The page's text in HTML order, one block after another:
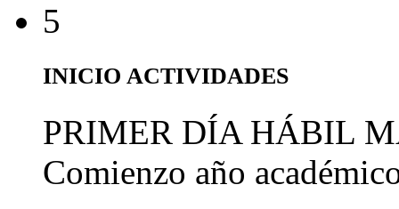
5
INICIO ACTIVIDADES
PRIMER DÍA HÁBIL
Comienzo año